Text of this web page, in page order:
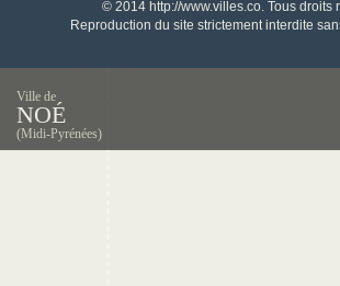
© 2014 http://www.villes.co. Tous droits
Reproduction du site strictement interdite
Ville de
NOÉ
(Midi-Pyrénées)